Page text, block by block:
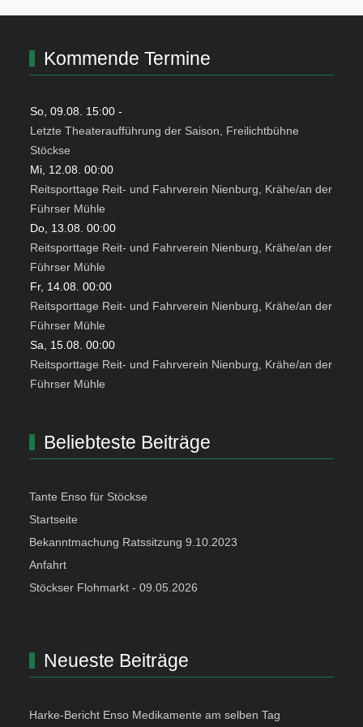
Kommende Termine
So, 09.08. 15:00-
Letzte Theateraufführung der Saison, Freilichtbühne
Stöckse
Mi, 12.08. 00:00
Reitsporttage Reit- und Fahrverein Nienburg, Krähe/an der
Führser Mühle
Do, 13.08. 00:00
Reitsporttage Reit- und Fahrverein Nienburg, Krähe/an der
Führser Mühle
Fr, 14.08. 00:00
Reitsporttage Reit- und Fahrverein Nienburg, Krähe/an der
Führser Mühle
Sa, 15.08. 00:00
Reitsporttage Reit- und Fahrverein Nienburg, Krähe/an der
Führser Mühle
Beliebteste Beiträge
Tante Enso für Stöckse
Startseite
Bekanntmachung Ratssitzung 9.10.2023
Anfahrt
Stöckser Flohmarkt - 09.05.2026
Neueste Beiträge
Harke-Bericht Enso Medikamente am selben Tag